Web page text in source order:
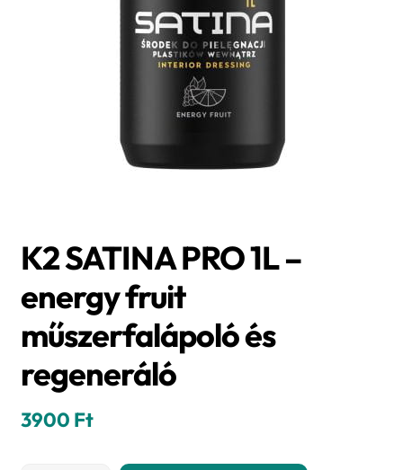
K2 SATINA PRO 1L –
energy fruit
műszerfalápoló és
regeneráló
3900 Ft